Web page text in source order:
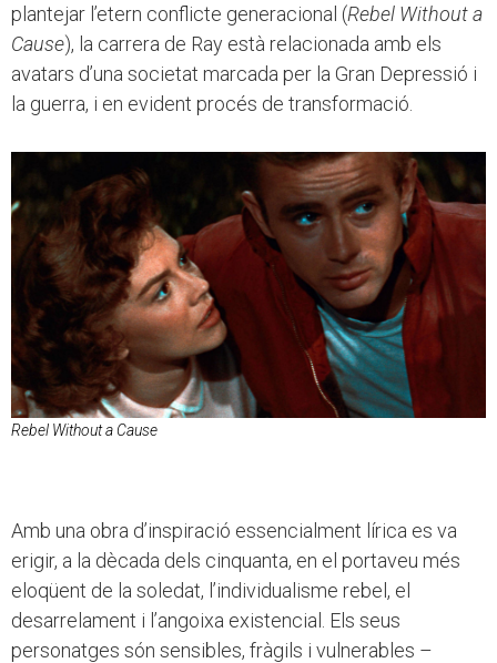
plantejar l’etern conflicte generacional (Rebel Without a
Cause), la carrera de Ray està relacionada amb els
avatars d’una societat marcada per la Gran Depressió i
la guerra, i en evident procés de transformació.
Rebel Without a Cause
Amb una obra d’inspiració essencialment lírica es va
erigir, a la dècada dels cinquanta, en el portaveu més
eloqüent de la soledat, l’individualisme rebel, el
desarrelament i l’angoixa existencial. Els seus
personatges són sensibles, fràgils i vulnerables –